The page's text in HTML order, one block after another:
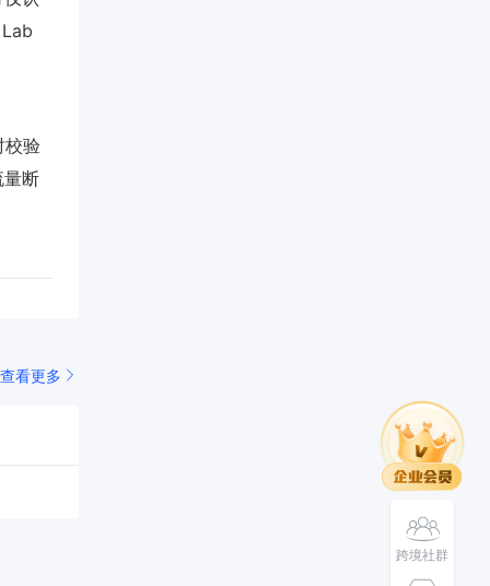
校验
断
查看更多
跨境社群